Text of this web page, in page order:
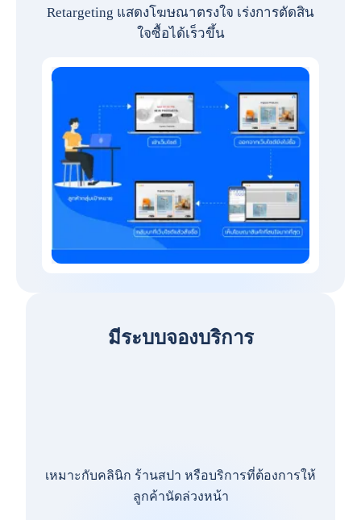
Retargeting แสดงโฆษณาตรงใจ เร่งการตัดสิน
ใจซื้อได้เร็วขึ้น
มีระบบจองบริการ
เหมาะกับคลินิก ร้านสปา หรือบริการที่ต้องการให้
ลูกค้านัดล่วงหน้า